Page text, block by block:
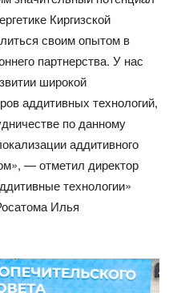
Киргизской
своим опытом в
партнерства. У нас
широкой
аддитивных технологий,
по данному
аддитивного
— отметил директор
технологии»
Илья